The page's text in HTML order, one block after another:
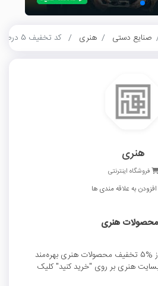
صنایع دستی هنری کد تخفیف 5 درصدی محصولات هنری
هنری
فروشگاه اینترنتی
افزودن به علاقه مندی ها
با وارد کردن کد تخفیف از %5 تخفیف محصولات هنری بهره‌مند
هنری بر روی "خرید کنید" کلیک